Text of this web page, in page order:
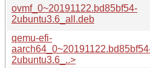
ovmf_0~20191122.bd85bf54-
2ubuntu3.6_all.deb
qemu-efi-
2ubuntu3.6_..>